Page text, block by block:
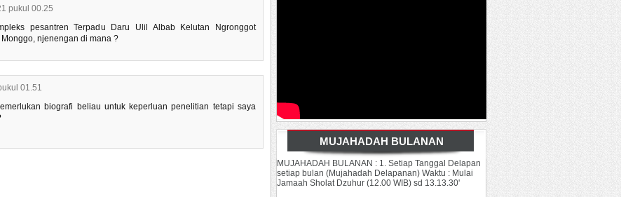
MUJAHADAH BULANAN
MUJAHADAH BULANAN : 1. Setiap Tanggal Delapan
setiap bulan (Mujahadah Delapanan) Waktu : Mulai
Jamaah Sholat Dzuhur (12.00 WIB) sd 13.13.30'
pukul 00.25
pesantren Terpadu Daru Ulil Albab Kelutan Ngronggot
njenengan di mana ?
01.51
biografi beliau untuk keperluan penelitian tetapi saya